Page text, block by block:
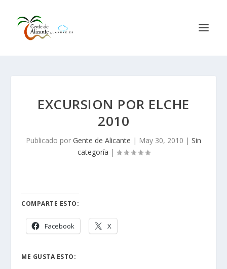
EXCURSION POR ELCHE
2010
Publicado por Gente de Alicante | May 30, 2010 | Sin
categoría |
COMPARTE ESTO:
Facebook X
ME GUSTA ESTO: